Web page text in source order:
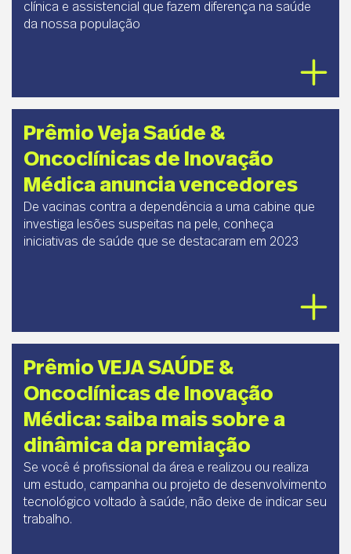
clínica e assistencial que fazem diferença na saúde
da nossa população
Prêmio Veja Saúde &
Oncoclínicas de Inovação
Médica anuncia vencedores
De vacinas contra a dependência a uma cabine que
investiga lesões suspeitas na pele, conheça
iniciativas de saúde que se destacaram em 2023
Prêmio VEJA SAÚDE &
Oncoclínicas de Inovação
Médica: saiba mais sobre a
dinâmica da premiação
Se você é profissional da área e realizou ou realiza
um estudo, campanha ou projeto de desenvolvimento
tecnológico voltado à saúde, não deixe de indicar seu
trabalho.